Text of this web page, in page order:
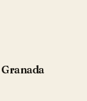
Granada